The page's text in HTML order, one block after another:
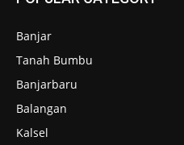
Banjar
Tanah Bumbu
Banjarbaru
Balangan
Kalsel